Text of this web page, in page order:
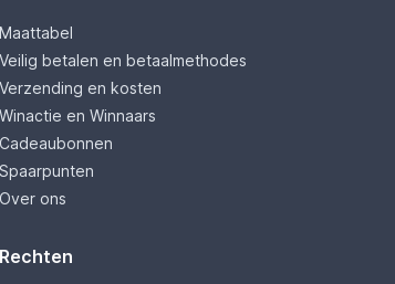
Maattabel
Veilig betalen en betaalmethodes
Verzending en kosten
Winactie en Winnaars
Cadeaubonnen
Spaarpunten
Over ons
Rechten